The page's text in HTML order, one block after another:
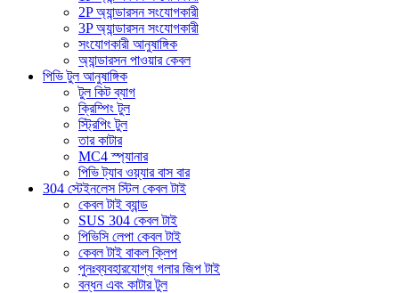
2P অ্যান্ডারসন সংযোগকারী
3P অ্যান্ডারসন সংযোগকারী
সংযোগকারী আনুষাঙ্গিক
অ্যান্ডারসন পাওয়ার কেবল
পিভি টুল আনুষাঙ্গিক
টুল কিট ব্যাগ
ক্রিম্পিং টুল
স্ট্রিপিং টুল
তার কাটার
MC4 স্প্যানার
পিভি ট্যাব ওয়্যার বাস বার
304 স্টেইনলেস স্টিল কেবল টাই
কেবল টাই ব্যান্ড
SUS 304 কেবল টাই
পিভিসি লেপা কেবল টাই
কেবল টাই বাকল ক্লিপ
পুনঃব্যবহারযোগ্য গলার জিপ টাই
বন্ধন এবং কাটার টুল